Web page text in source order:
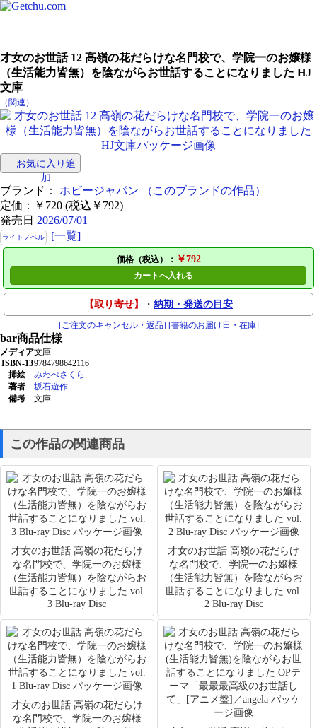
才女のお世話 12 高嶺の花だらけな名門校で、学院一のお嬢様
（生活能力皆無）を陰ながらお世話することになりました HJ
文庫
（関連）
お気に入り追
加
ブランド： ホビージャパン
（このブランドの作品）
定価：￥720 (税込￥792)
発売日 2026/07/01
ライトノベル [一覧]
価格（税込）： ￥792
カートへ入れる
【取り寄せ】 ・ 納期・発送の目安
[ご注文のキャンセル・返品] [書籍のお届け日・在庫]
bar商品仕様
メディア文庫
ISBN-139784798642116
挿絵
みわべさくら
著者
坂石遊作
備考
文庫
この作品の関連商品
才女のお世話 高嶺の花だらけ
な名門校で、学院一のお嬢様
（生活能力皆無）を陰ながらお
世話することになりました vol.
3 Blu-ray Disc
才女のお世話 高嶺の花だらけ
な名門校で、学院一のお嬢様
（生活能力皆無）を陰ながらお
世話することになりました vol.
2 Blu-ray Disc
才女のお世話 高嶺の花だらけ
な名門校で、学院一のお嬢様